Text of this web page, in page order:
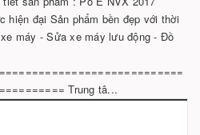
hiện đại Sản phẩm bền đẹp với thời
máy - Sửa xe máy lưu động - Đồ
Trung tâ...